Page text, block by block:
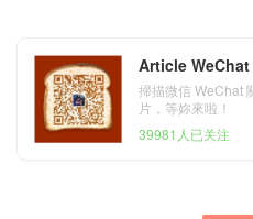
Article
掃描微信 WeChat
片，等妳來啦！
39981人已关注